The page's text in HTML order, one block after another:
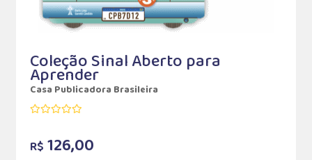
Coleção Sinal Aberto para
Aprender
Casa Publicadora Brasileira
R$ 126,00